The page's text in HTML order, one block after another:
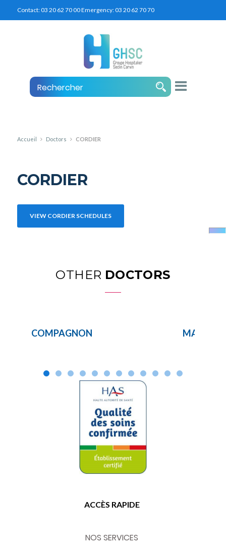
Contact:03 20 62 70 00Emergency:03 20 62 70 70
Accueil Doctors CORDIER
CORDIER
VIEW CORDIER SCHEDULES
OTHER DOCTORS
COMPAGNON
ACCÈS RAPIDE
NOS SERVICES